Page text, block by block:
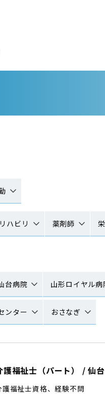
リハビリ 薬剤師
台病院 山形ロイヤル病
ンター おさなぎ
護福祉士（パート） /仙
護福祉士資格、経験不問